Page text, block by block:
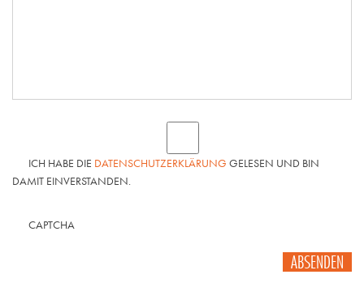
ICH HABE DIE DATENSCHUTZERKLÄRUNG GELESEN UND BIN
DAMIT EINVERSTANDEN.
CAPTCHA
ABSENDEN